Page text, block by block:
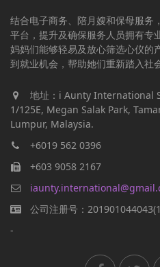
结合电子商务、陪月嫂和保母服务
平台，提升及确保服务人员拥有专
妈妈们能够轻易及放心筛选心仪的
到就业机会，帮助她们重新踏入社会
地址：i Aunty International
1/125E, Megan Salak Park,
Lumpur, Malaysia.
+6019 562 0396
+603 9058 2167
公司注册号：
-